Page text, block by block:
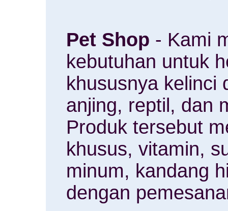
Pet Shop - Kami
kebutuhan untuk
khususnya kelinci
anjing, reptil, dan
Produk tersebut
khusus, vitamin,
minum, kandang
dengan